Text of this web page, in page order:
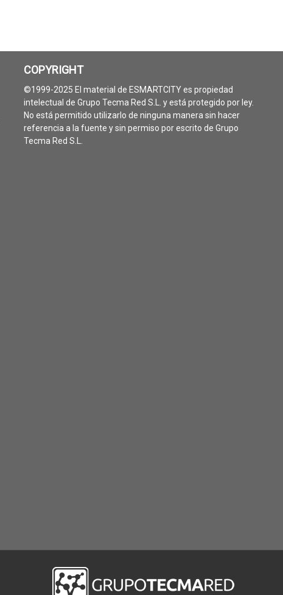
COPYRIGHT
©1999-2025 El material de ESMARTCITY es propiedad
intelectual de Grupo Tecma Red S.L. y está protegido por ley.
No está permitido utilizarlo de ninguna manera sin hacer
referencia a la fuente y sin permiso por escrito de Grupo
Tecma Red S.L.